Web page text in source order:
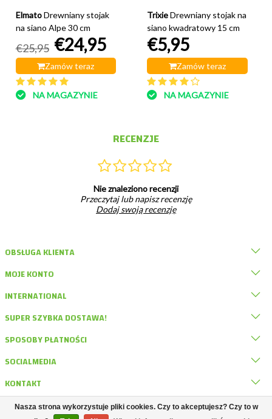
Elmato Drewniany stojak
na siano Alpe 30 cm
€25,95 €24,95
Zamów teraz
NA MAGAZYNIE
TrixieDrewniany stojak na
siano kwadratowy 15 cm
€5,95
Zamów teraz
NA MAGAZYNIE
RECENZJE
Nie znaleziono recenzji
Przeczytaj lub napisz recenzję
Dodaj swoją recenzję
OBSŁUGA KLIENTA
MOJE KONTO
INTERNATIONAL
SUPER SZYBKA DOSTAWA!
SPOSOBY PŁATNOŚCI
SOCIALMEDIA
KONTAKT
Nasza strona wykorzystuje pliki cookies. Czy to akceptujesz? Czy to w